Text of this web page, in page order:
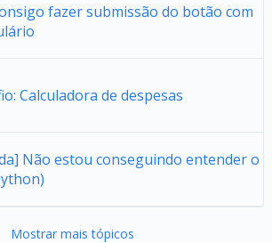
fazer submissão do botão com
Calculadora de despesas
Não estou conseguindo entender o
Mostrar mais tópicos